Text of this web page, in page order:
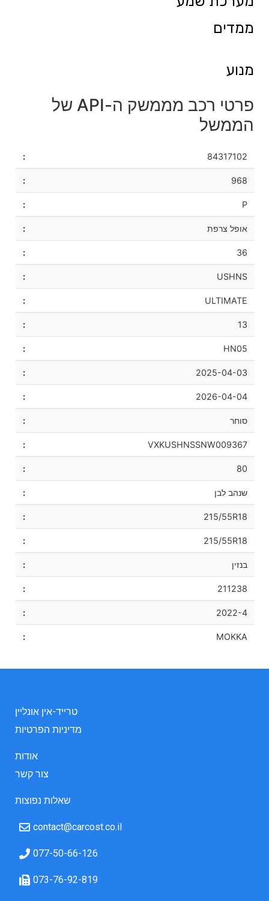
ממדים
מנוע
פרטי רכב מממשק ה-API של
הממשל
84317102
968
P
אופל צרפת
36
USHNS
ULTIMATE
13
HN05
2025-04-03
2026-04-04
סוחר
VXKUSHNSSNW009367
80
שנהב לבן
215/55R18
215/55R18
בנזין
211238
2022-4
MOKKA
טרייד-אין אונליין
מדיניות הפרטיות
אודות
צור קשר
שאלות נפוצות
contact@carcost.co.il
077-50-66-126
073-76-92-819